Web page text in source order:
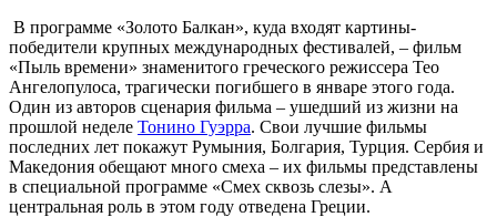
В программе «Золото Балкан», куда входят картины-
победители крупных международных фестивалей, – фильм
«Пыль времени» знаменитого греческого режиссера Тео
Ангелопулоса, трагически погибшего в январе этого года.
Один из авторов сценария фильма – ушедший из жизни на
прошлой неделе Тонино Гуэрра. Свои лучшие фильмы
последних лет покажут Румыния, Болгария, Турция. Сербия и
Македония обещают много смеха – их фильмы представлены
в специальной программе «Смех сквозь слезы». А
центральная роль в этом году отведена Греции.